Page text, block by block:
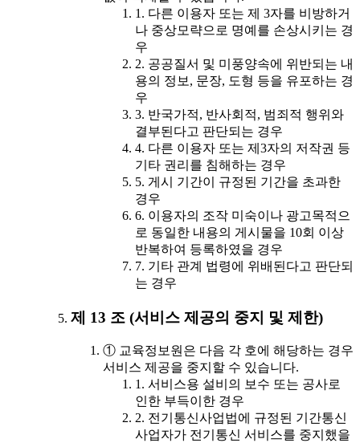
1. 다른 이용자 또는 제 3자를 비방하거
나 중상모략으로 명예를 손상시키는 경
우
2. 공공질서 및 미풍양속에 위반되는 내
용의 정보, 문장, 도형 등을 유포하는 경
우
3. 반국가적, 반사회적, 범죄적 행위와
결부된다고 판단되는 경우
4. 다른 이용자 또는 제3자의 저작권 등
기타 권리를 침해하는 경우
5. 게시 기간이 규정된 기간을 초과한
경우
6. 이용자의 조작 미숙이나 광고목적으
로 동일한 내용의 게시물을 10회 이상
반복하여 등록하였을 경우
7. 기타 관계 법령에 위배된다고 판단되
는 경우
제 13 조 (서비스 제공의 중지 및 제한)
① 교육정보원은 다음 각 호에 해당하는 경우
서비스 제공을 중지할 수 있습니다.
1. 서비스용 설비의 보수 또는 공사로
인한 부득이한 경우
2. 전기통신사업법에 규정된 기간통신
사업자가 전기통신 서비스를 중지했을